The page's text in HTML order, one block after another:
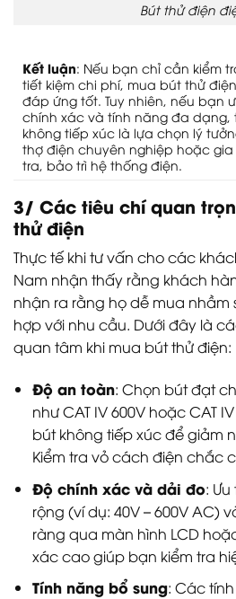
Bút thử điện
Kết luận: Nếu bạn chỉ cần kiểm
tiết kiệm chi phí, mua bút thử
đáp ứng tốt. Tuy nhiên, nếu bạn
chính xác và tính năng đa dạng,
không tiếp xúc là lựa chọn lý
thợ điện chuyên nghiệp hoặc
tra, bảo trì hệ thống điện.
3/ Các tiêu chí quan
thử điện
Thực tế khi tư vấn cho các
Nam nhận thấy rằng khách
nhận ra rằng họ dễ mua nhầm
hợp với nhu cầu. Dưới đây là
quan tâm khi mua bút thử điện:
Độ an toàn: Chọn bút đạt
như CAT IV 600V hoặc CAT
bút không tiếp xúc để giảm
Kiểm tra vỏ cách điện chắc
Độ chính xác và dải đo:
rộng (ví dụ: 40V – 600V AC)
ràng qua màn hình LCD
xác cao giúp bạn kiểm tra
Tính năng bổ sung: Các